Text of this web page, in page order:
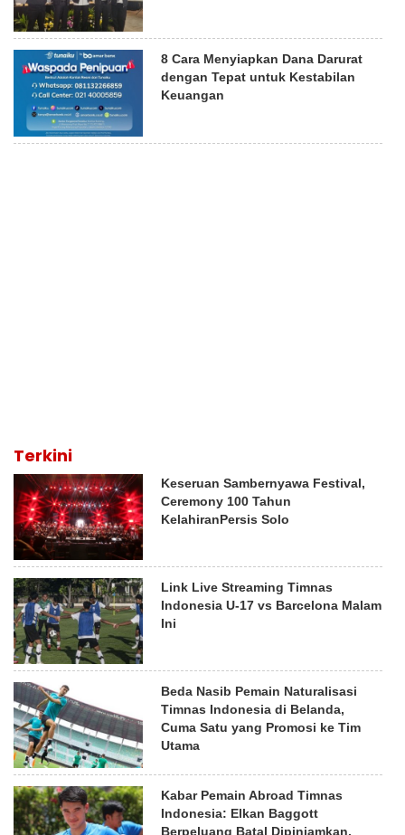
8 Cara Menyiapkan Dana Darurat
dengan Tepat untuk Kestabilan
Keuangan
Terkini
Keseruan Sambernyawa Festival,
Ceremony 100 Tahun
KelahiranPersis Solo
Link Live Streaming Timnas
Indonesia U-17 vs Barcelona Malam
Ini
Beda Nasib Pemain Naturalisasi
Timnas Indonesia di Belanda,
Cuma Satu yang Promosi ke Tim
Utama
Kabar Pemain Abroad Timnas
Indonesia: Elkan Baggott
Berpeluang Batal Dipinjamkan,